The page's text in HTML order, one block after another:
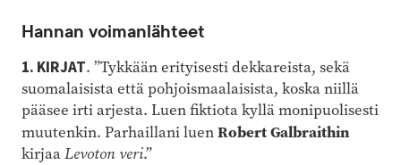
Hannan voimanlähteet
1. KIRJAT. ”Tykkään erityisesti dekkareista, sekä
suomalaisista että pohjoismaalaisista, koska niillä
pääsee irti arjesta. Luen fiktiota kyllä monipuolisesti
muutenkin. Parhaillani luenRobert Galbraithin
kirjaaLevoton veri.”